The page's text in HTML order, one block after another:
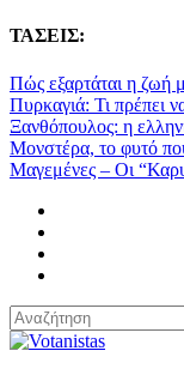
ΤΑΣΕΙΣ:
Πώς εξαρτάται η ζωή
Πυρκαγιά: Τι πρέπει
Ξανθόπουλος: η
Μονστέρα, το φυτό
Μαγεμένες – Οι